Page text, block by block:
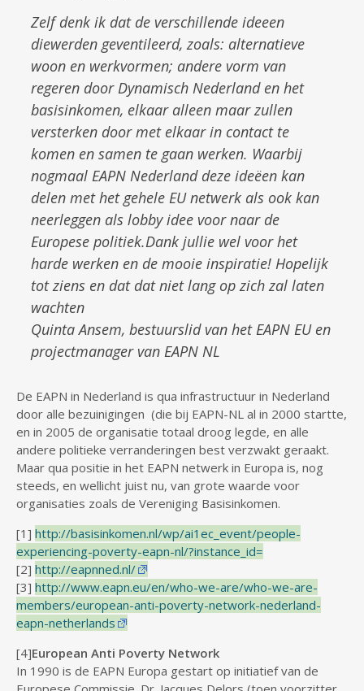
Zelf denk ik dat de verschillende ideeen
diewerden geventileerd, zoals: alternatieve
woon en werkvormen; andere vorm van
regeren door Dynamisch Nederland en het
basisinkomen, elkaar alleen maar zullen
versterken door met elkaar in contact te
komen en samen te gaan werken. Waarbij
nogmaal EAPN Nederland deze ideëen kan
delen met het gehele EU netwerk als ook kan
neerleggen als lobby idee voor naar de
Europese politiek.Dank jullie wel voor het
harde werken en de mooie inspiratie! Hopelijk
tot ziens en dat dat niet lang op zich zal laten
wachten
Quinta Ansem, bestuurslid van het EAPN EU en
projectmanager van EAPN NL
De EAPN in Nederland is qua infrastructuur in Nederland
door alle bezuinigingen (die bij EAPN-NL al in 2000 startte,
en in 2005 de organisatie totaal droog legde, en alle
andere politieke verranderingen best verzwakt geraakt.
Maar qua positie in het EAPN netwerk in Europa is, nog
steeds, en wellicht juist nu, van grote waarde voor
organisaties zoals de Vereniging Basisinkomen.
[1] http://basisinkomen.nl/wp/ai1ec_event/people-
experiencing-poverty-eapn-nl/?instance_id=
[2] http://eapnned.nl/
[3] http://www.eapn.eu/en/who-we-are/who-we-are-
members/european-anti-poverty-network-nederland-
eapn-netherlands
[4]European Anti Poverty Network
In 1990 is de EAPN Europa gestart op initiatief van de